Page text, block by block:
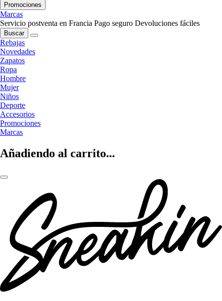
Promociones
Marcas
Servicio postventa en Francia Pago seguro Devoluciones fáciles
Buscar
Rebajas
Novedades
Zapatos
Ropa
Hombre
Mujer
Niños
Deporte
Accesorios
Promociones
Marcas
Añadiendo al carrito...